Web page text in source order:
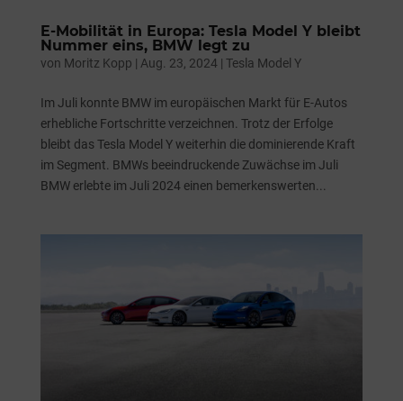
E-Mobilität in Europa: Tesla Model Y bleibt
Nummer eins, BMW legt zu
von Moritz Kopp | Aug. 23, 2024| Tesla Model Y
Im Juli konnte BMW im europäischen Markt für E-Autos
erhebliche Fortschritte verzeichnen. Trotz der Erfolge
bleibt das Tesla Model Y weiterhin die dominierende Kraft
im Segment. BMWs beeindruckende Zuwächse im Juli
BMW erlebte im Juli 2024 einen bemerkenswerten...